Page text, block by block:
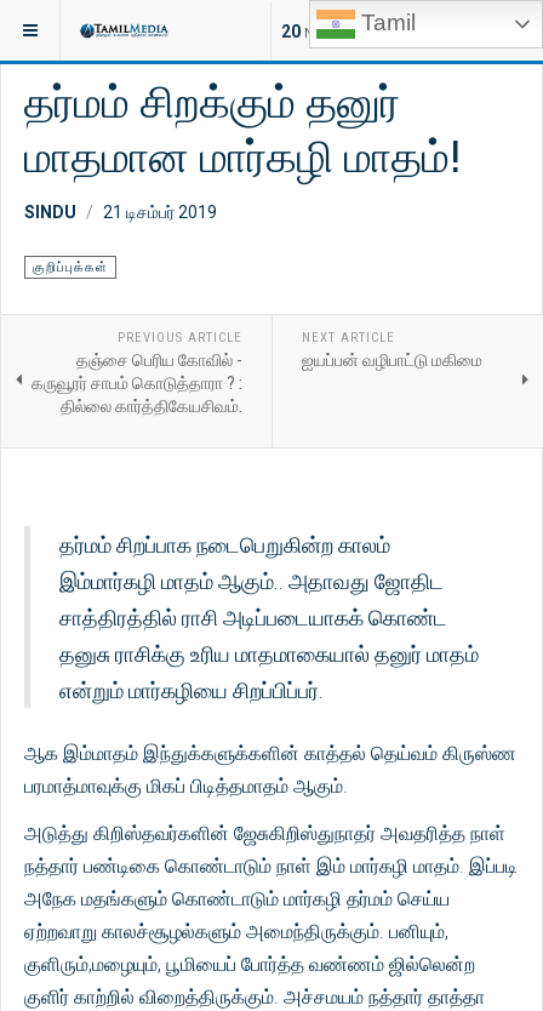
Tamil
20 NEW ARTICLES
இருக்குமிடம்: ஆன்மீகம் குறிப்புக்கள்
தர்மம் சிறக்கும் தனுர்
மாதமான மார்கழி மாதம்!
SINDU 21 டிசம்பர் 2019
குறிப்புக்கள்
PREVIOUS ARTICLE
தஞ்சை பெரிய கோவில் -
கருவூரர் சாபம் கொடுத்தாரா ? :
தில்லை கார்த்திகேயசிவம்.
NEXT ARTICLE
ஐயப்பன் வழிபாட்டு மகிமை
தர்மம் சிறப்பாக நடைபெறுகின்ற காலம்
இம்மார்கழி மாதம் ஆகும்.. அதாவது ஜோதிட
சாத்திரத்தில் ராசி அடிப்படையாகக் கொண்ட
தனுசு ராசிக்கு உரிய மாதமாகையால் தனுர் மாதம்
என்றும் மார்கழியை சிறப்பிப்பர்.
ஆக இம்மாதம் இந்துக்களுக்களின் காத்தல் தெய்வம் கிருஸ்ண
பரமாத்மாவுக்கு மிகப் பிடித்தமாதம் ஆகும்.
அடுத்து கிறிஸ்தவர்களின் ஜேசுகிறிஸ்துநாதர் அவதரித்த நாள்
நத்தார் பண்டிகை கொண்டாடும் நாள் இம் மார்கழி மாதம். இப்படி
அநேக மதங்களும் கொண்டாடும் மார்கழி தர்மம் செய்ய
ஏற்றவாறு காலச்சூழல்களும் அமைந்திருக்கும். பனியும்,
குளிரும்,மழையும், பூமியைப் போர்த்த வண்ணம் ஜில்லென்ற
குளிர் காற்றில் விறைத்திருக்கும். அச்சமயம் நத்தார் தாத்தா